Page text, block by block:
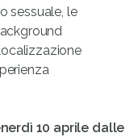
sessuale, le
10 aprile dalle